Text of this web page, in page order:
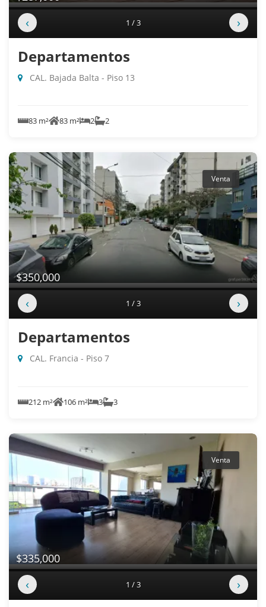
‹ 1 / 3 ›
Departamentos
CAL. Bajada Balta - Piso 13
83 m² 83 m² 2 2
Venta
$350,000
‹ 1 / 3 ›
Departamentos
CAL. Francia - Piso 7
212 m² 106 m² 3 3
Venta
$335,000
‹ 1 / 3 ›